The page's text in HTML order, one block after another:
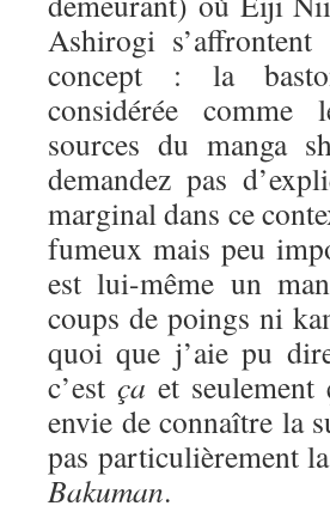
Ashirogi
concept : la
considérée
sources du manga
demandez pas
marginal dans ce
fumeux mais peu
est lui-même un
coups de poings ni
quoi que j’aie pu
c’estça et
envie de connaître la
pas particulièrement
Bakuman.